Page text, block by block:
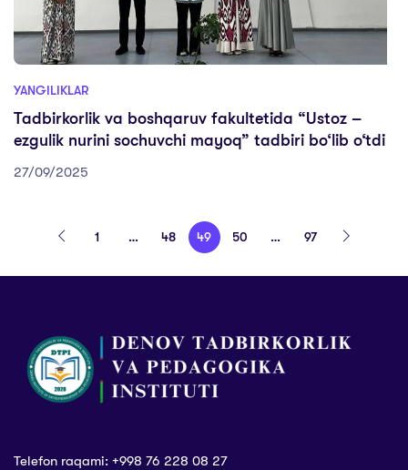
YANGILIKLAR
Tadbirkorlik va boshqaruv fakultetida “Ustoz –
ezgulik nurini sochuvchi mayoq” tadbiri bo‘lib o‘tdi
27/09/2025
1 … 48 49 50 … 97
Telefon raqami: +998 76 228 08 27